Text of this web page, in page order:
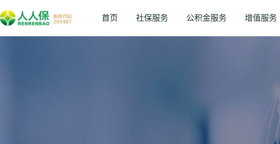
首页 社保服务 公积金服务 增值服务